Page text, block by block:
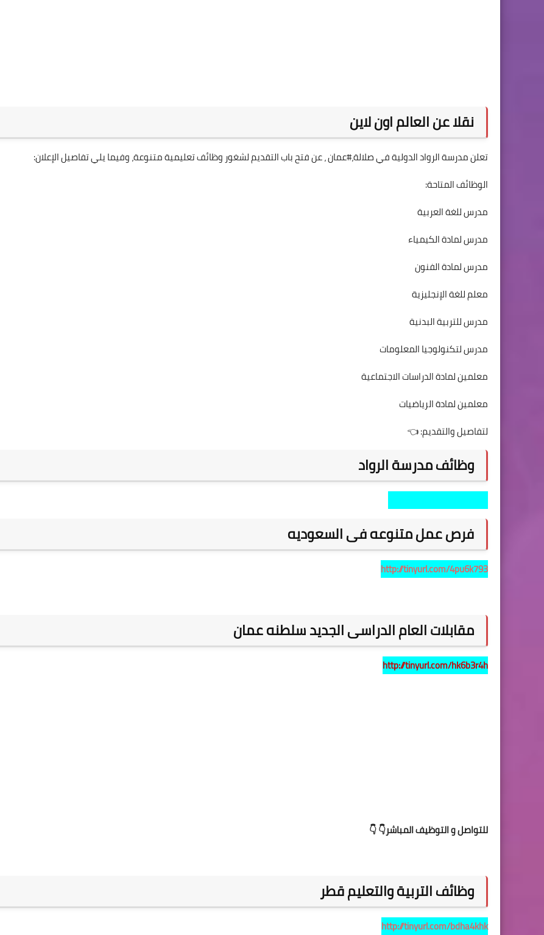
نقلا عن العالم اون لاين
تعلن مدرسة الرواد الدولية في صلالة،#عمان ، عن فتح باب التقديم لشغور وظائف تعليمية متنوعة، وفيما يلي تفاصيل الإعلان:
الوظائف المتاحة:
مدرس للغة العربية
مدرس لمادة الكيمياء
مدرس لمادة الفنون
معلم للغة الإنجليزية
مدرس للتربية البدنية
مدرس لتكنولوجيا المعلومات
معلمين لمادة الدراسات الاجتماعية
معلمين لمادة الرياضيات
لتفاصيل والتقديم:👈
وظائف مدرسة الرواد
فرص عمل متنوعه فى السعوديه
http://tinyurl.com/4pu6k793
مقابلات العام الدراسى الجديد سلطنه عمان
http://tinyurl.com/hk6b3r4h
للتواصل و التوظيف المباشر👇
👇
وظائف التربية والتعليم قطر
http://tinyurl.com/bdha4khk